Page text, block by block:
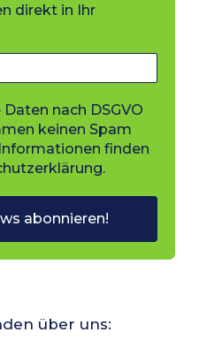
direkt in Ihr
nach DSGVO
keinen Spam
finden
.
über uns: